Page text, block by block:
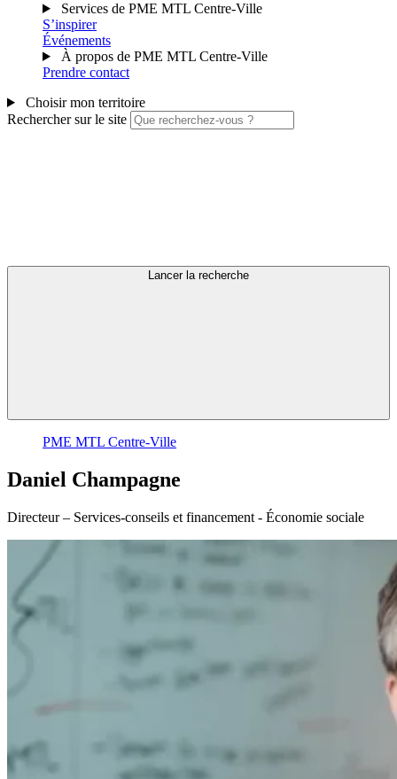
Services de PME MTL Centre-Ville
S’inspirer
Événements
À propos de PME MTL Centre-Ville
Prendre contact
Choisir mon territoire
Rechercher sur le site
Lancer la recherche
PME MTL Centre-Ville
Daniel Champagne
Directeur – Services-conseils et financement - Économie sociale